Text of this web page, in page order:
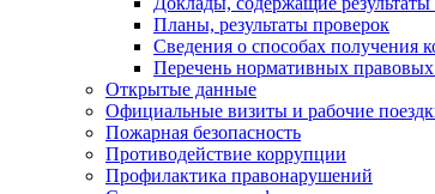
Планы, результаты проверок
Сведения о способах получения
Перечень нормативных правовых
Открытые данные
Официальные визиты и рабочие
Пожарная безопасность
Противодействие коррупции
Профилактика правонарушений